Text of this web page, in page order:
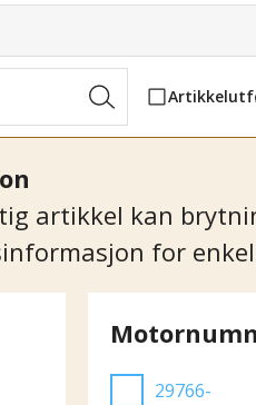
artikkel kan
for
29766-